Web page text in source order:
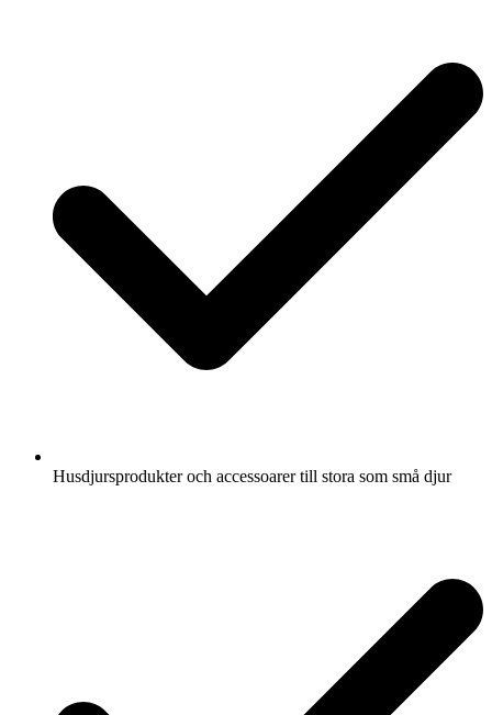
Husdjursprodukter och accessoarer till stora som små djur